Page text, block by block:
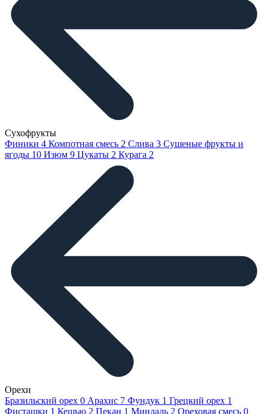
Сухофрукты
Финики 4 Компотная смесь 2 Слива 3 Сушеные фрукты и
ягоды 10 Изюм 9 Цукаты 2 Курага 2
Орехи
Бразильский орех 0 Арахис 7 Фундук 1 Грецкий орех 1
Фисташки 1 Кешью 2 Пекан 1 Миндаль 2 Ореховая смесь 0